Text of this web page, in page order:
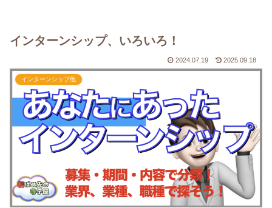
インターンシップ、いろいろ！
2024.07.19 2025.09.18
インターンシップ他